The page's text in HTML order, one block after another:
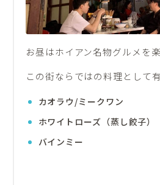
お昼はホイアン名物グルメを
この街ならではの料理として
カオラウ/ミークワン
ホワイトローズ（蒸し餃子）
バインミー